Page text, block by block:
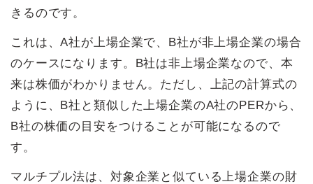
きるのです。
これは、A社が上場企業で、B社が非上場企業の場合
のケースになります。B社は非上場企業なので、本
来は株価がわかりません。ただし、上記の計算式の
ように、B社と類似した上場企業のA社のPERから、
B社の株価の目安をつけることが可能になるので
す。
マルチプル法は、対象企業と似ている上場企業の財